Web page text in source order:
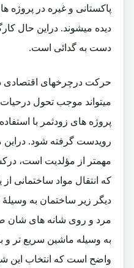
پاکستانی و غیره در
دیده میشوند. دراین حال
دست به گدائی است.
حرکت درچرخهای
میتواند موجب تحول
پروژه های زودثمر با
رویدست گرفته شود.
مهمتر از مؤلدیت است،
که انتقال مواد ساختمانی
دیگر زیر ساختمان به
مرد و روی شانه های شان
به وسیله ماشین سریع تر و
واضح است که انتخاب این